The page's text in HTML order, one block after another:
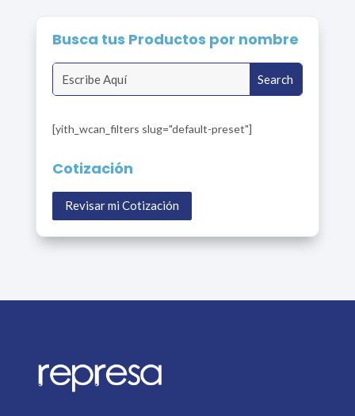
Busca tus Productos por nombre
[yith_wcan_filters slug="default-preset"]
Cotización
Revisar mi Cotización